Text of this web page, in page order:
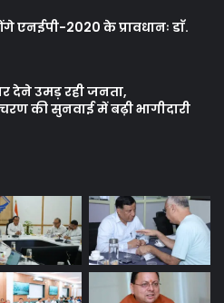
एनईपी-2020 के प्रावधानः डाॅ.
देने उमड़ रही जनता,
की सुनवाई में बढ़ी भागीदारी